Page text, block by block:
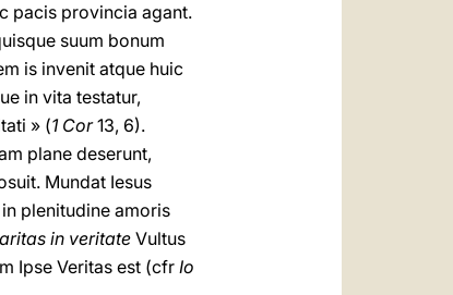
pacis provincia agant.
suum bonum
is invenit atque huic
in vita testatur,
» (1 Cor13, 6).
plane deserunt,
Mundat Iesus
plenitudine amoris
in veritateVultus
Ipse Veritas est (cfr Io